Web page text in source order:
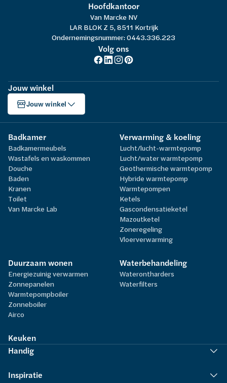
Hoofdkantoor
Van Marcke NV
LAR BLOK Z 5, 8511 Kortrijk
Ondernemingsnummer: 0443.336.223
Volg ons
Jouw winkel
Jouw winkel
Badkamer
Badkamermeubels
Wastafels en waskommen
Douche
Baden
Kranen
Toilet
Van Marcke Lab
Verwarming & koeling
Lucht/lucht-warmtepomp
Lucht/water warmtepomp
Geothermische warmtepomp
Hybride warmtepomp
Warmtepompen
Ketels
Gascondensatieketel
Mazoutketel
Zoneregeling
Vloerverwarming
Duurzaam wonen
Energiezuinig verwarmen
Zonnepanelen
Warmtepompboiler
Zonneboiler
Airco
Waterbehandeling
Waterontharders
Waterfilters
Keuken
Handig
Inspiratie